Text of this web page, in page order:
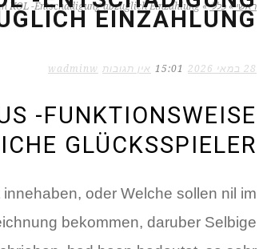
ראשי » כללי »
KOL -Entschadigung abzuglich Einzahlung
EINZAHLUNG
28 במאי 2026 15:01 אין תגובות wadminw
-FUNKTIONSWEISE
GLÜCKSSPIELER
oder Welche sollen nil im
bekommen, daruber Selbige